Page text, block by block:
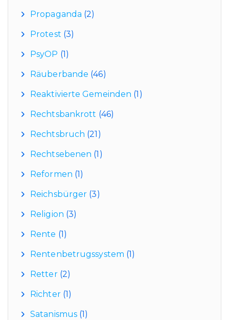
Propaganda (2)
Protest (3)
PsyOP (1)
Räuberbande (46)
Reaktivierte Gemeinden (1)
Rechtsbankrott (46)
Rechtsbruch (21)
Rechtsebenen (1)
Reformen (1)
Reichsbürger (3)
Religion (3)
Rente (1)
Rentenbetrugssystem (1)
Retter(2)
Richter(1)
Satanismus (1)